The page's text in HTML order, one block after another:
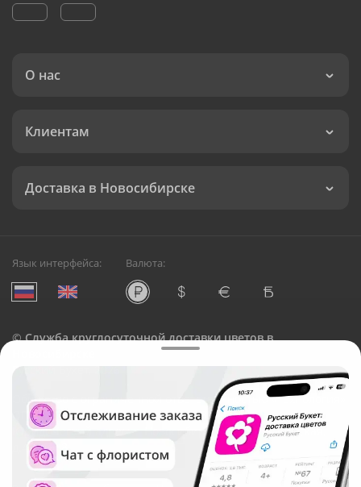
О нас
Клиентам
Доставка в Новосибирске
Язык интерфейса: Валюта:
©Служба круглосуточной доставки цветов в
Русский Букет, 2026
Общество с ограниченной ответственностью «Технология»
ОГРН: 1195476081745, ИНН: 5410081997
Юридический адрес: г. Новосибирск, ул. Ипподромская,
д.42, оф. 3